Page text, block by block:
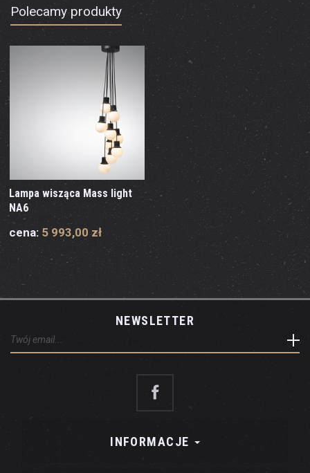
Polecamy produkty
Lampa wisząca Mass light
NA6
cena: 5 993,00 zł
NEWSLETTER
INFORMACJE